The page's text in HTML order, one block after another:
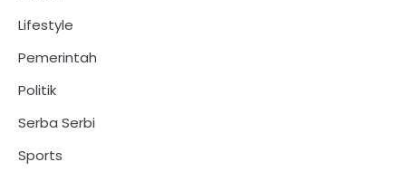
Lifestyle
Pemerintah
Politik
Serba Serbi
Sports